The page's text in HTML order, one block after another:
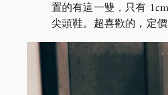
置的有這一雙，只有
尖頭鞋。超喜歡的，定